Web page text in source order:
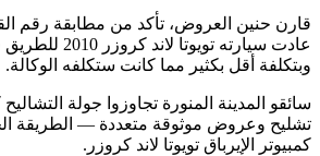
قارن حنين العروض، تأكد من مطابقة رقم
عادت سيارته
وبتكلفة أقل بكثير مما كانت ستكلفه الوكالة.
سائقو المدينة المنورة تجاوزوا جولة
تشليح وعروض موثوقة متعددة — الطريقة
كمبيوتر الإيرباق تويوتا لاند كروزر.